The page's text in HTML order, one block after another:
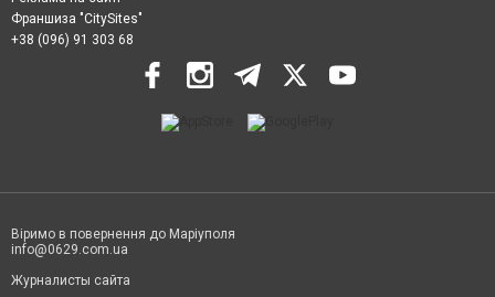
Франшиза "CitySites"
+38 (096) 91 303 68
Віримо в повернення до Маріуполя
info@0629.com.ua
Журналисты сайта